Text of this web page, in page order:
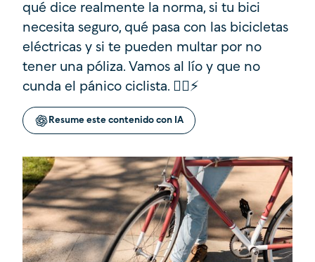
qué dice realmente la norma, si tu bici
necesita seguro, qué pasa con las bicicletas
eléctricas y si te pueden multar por no
tener una póliza. Vamos al lío y que no
cunda el pánico ciclista. 🚴‍♀️⚡
Resume este contenido con IA